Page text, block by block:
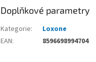
Doplňkové parametry
Kategorie:
Loxone
EAN: 8596698994704